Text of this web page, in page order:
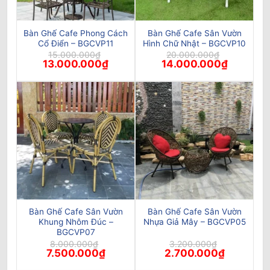
Bàn Ghế Cafe Phong Cách
Cổ Điển – BGCVP11
15.000.000₫
Giá
gốc
là:
15.000.000₫.
13.000.000₫Giá
tại
là:
13.000.000₫.
Bàn Ghế Cafe Sân Vườn
Hình Chữ Nhật – BGCVP10
20.000.000₫
Giá
gốc
là:
20.000.000₫.
14.000.000₫Giá
hiện
tại
là:
Bàn Ghế Cafe Sân Vườn
Khung Nhôm Đúc –
BGCVP07
8.000.000₫
Giá
gốc
7.500.000₫Giá
hiện
Bàn Ghế Cafe Sân Vườn
Nhựa Giả Mây – BGCVP05
3.200.000₫
Giá
gốc
2.700.000₫Giá
hiện